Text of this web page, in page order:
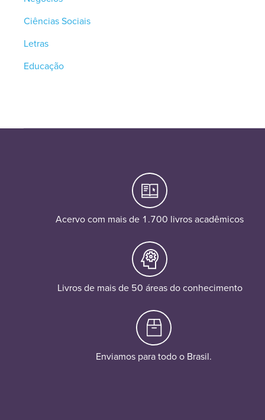
Ciências Sociais
Letras
Educação
Acervo com mais de 1.700 livros acadêmicos
Livros de mais de 50 áreas do conhecimento
Enviamos para todo o Brasil.